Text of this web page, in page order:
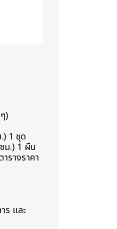
)
1 ชุด
ม.) 1 ผืน
รางราคา
ร และ